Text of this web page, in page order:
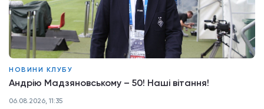
НОВИНИ КЛУБУ
Андрію Мадзяновському – 50! Наші вітання!
06.08.2026, 11:35